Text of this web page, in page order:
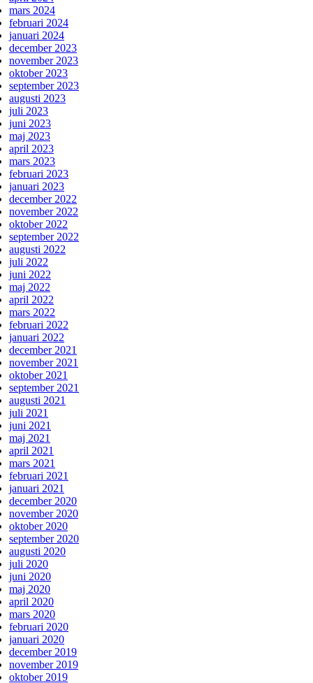
mars 2024
februari 2024
januari 2024
december 2023
november 2023
oktober 2023
september 2023
augusti 2023
juli 2023
juni 2023
maj 2023
april 2023
mars 2023
februari 2023
januari 2023
december 2022
november 2022
oktober 2022
september 2022
augusti 2022
juli 2022
juni 2022
maj 2022
april 2022
mars 2022
februari 2022
januari 2022
december 2021
november 2021
oktober 2021
september 2021
augusti 2021
juli 2021
juni 2021
maj 2021
april 2021
mars 2021
februari 2021
januari 2021
december 2020
november 2020
oktober 2020
september 2020
augusti 2020
juli 2020
juni 2020
maj 2020
april 2020
mars 2020
februari 2020
januari 2020
december 2019
november 2019
oktober 2019